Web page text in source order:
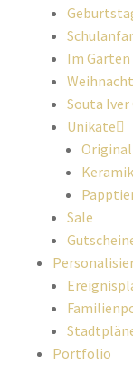
Im Garten
Souta
Unikate
Keramik
Sale
Portfolio